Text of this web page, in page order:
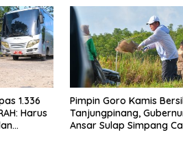
1.336
Harus
Pimpin Goro Kamis
Tanjungpinang,
Ansar Sulap Simpang